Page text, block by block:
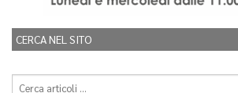
CERCA NEL SITO